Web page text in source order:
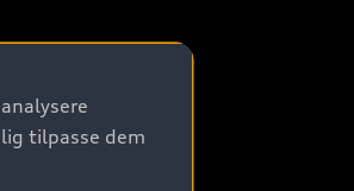
tilpasse dem